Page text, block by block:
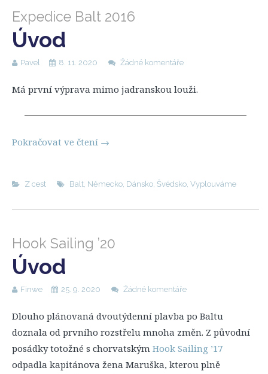
Expedice Balt 2016
Úvod
Pavel 8. 11. 2020 Žádné komentáře
Má první výprava mimo jadranskou louži.
Pokračovat ve čtení →
Z cest Balt, Německo, Dánsko, Švédsko, Vyplouváme
Hook Sailing ’20
Úvod
Finwe 25. 9. 2020 Žádné komentáře
Dlouho plánovaná dvoutýdenní plavba po Baltu
doznala od prvního rozstřelu mnoha změn. Z původní
posádky totožné s chorvatským Hook Sailing ’17
odpadla kapitánova žena Maruška, kterou plně